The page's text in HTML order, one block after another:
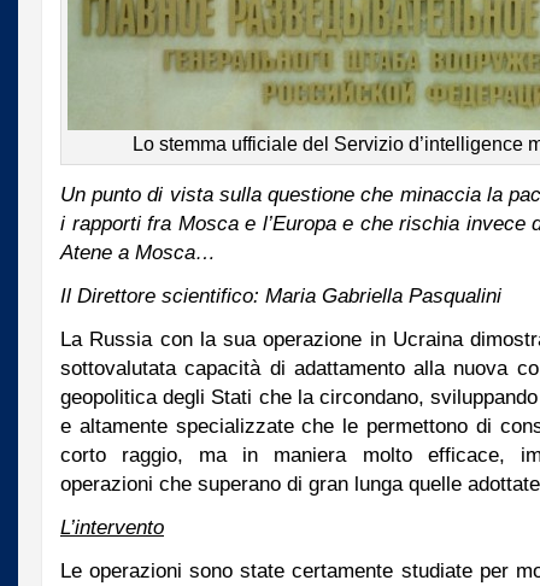
Lo stemma ufficiale del Servizio d’intelligence
Un punto di vista sulla questione che minaccia la
i rapporti fra Mosca e l’Europa e che rischia invece
Atene a Mosca…
Il Direttore scientifico: Maria Gabriella Pasqualini
La Russia con la sua operazione in Ucraina
sottovalutata capacità di adattamento alla nuova
geopolitica degli Stati che la circondano,
e altamente specializzate che le permettono di
corto raggio, ma in maniera molto efficace,
operazioni che superano di gran lunga quelle
L’intervento
Le operazioni sono state certamente studiate per